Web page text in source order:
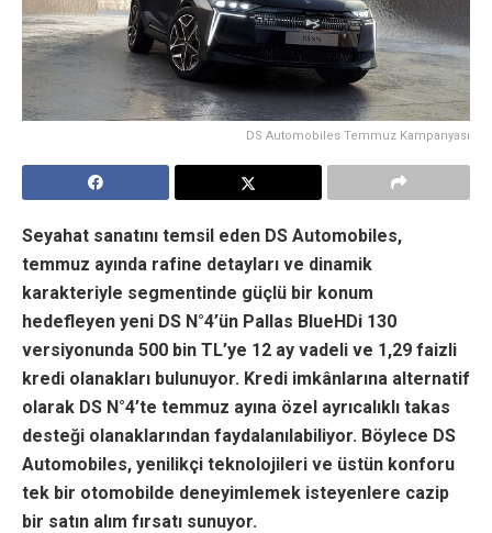
DS Automobiles Temmuz Kampanyası
Seyahat sanatını temsil eden DS Automobiles,
temmuz ayında rafine detayları ve dinamik
karakteriyle segmentinde güçlü bir konum
hedefleyen yeni DS N°4’ün Pallas BlueHDi 130
versiyonunda 500 bin TL’ye 12 ay vadeli ve 1,29 faizli
kredi olanakları bulunuyor. Kredi imkânlarına alternatif
olarak DS N°4’te temmuz ayına özel ayrıcalıklı takas
desteği olanaklarından faydalanılabiliyor. Böylece DS
Automobiles, yenilikçi teknolojileri ve üstün konforu
tek bir otomobilde deneyimlemek isteyenlere cazip
bir satın alım fırsatı sunuyor.